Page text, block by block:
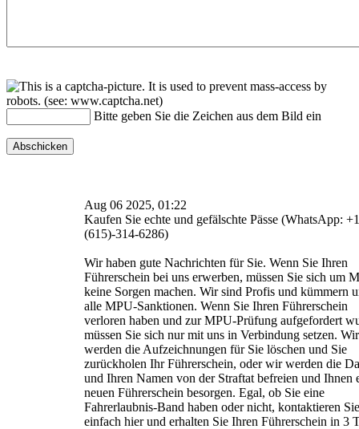
Bitte geben Sie die Zeichen aus dem Bild ein
Aug 06 2025, 01:22
Kaufen Sie echte und gefälschte Pässe (WhatsApp: +1
(615)-314-6286)
Wir haben gute Nachrichten für Sie. Wenn Sie Ihren
Führerschein bei uns erwerben, müssen Sie sich um
keine Sorgen machen. Wir sind Profis und kümmern
alle MPU-Sanktionen. Wenn Sie Ihren Führerschein
verloren haben und zur MPU-Prüfung aufgefordert
müssen Sie sich nur mit uns in Verbindung setzen. Wir
werden die Aufzeichnungen für Sie löschen und Sie
zurückholen Ihr Führerschein, oder wir werden die
und Ihren Namen von der Straftat befreien und Ihnen
neuen Führerschein besorgen. Egal, ob Sie eine
Fahrerlaubnis-Band haben oder nicht, kontaktieren
einfach hier und erhalten Sie Ihren Führerschein in 3